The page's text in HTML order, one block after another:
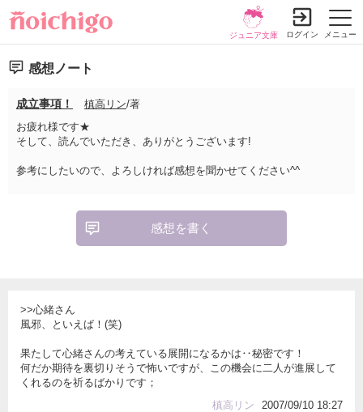
メニュー
ジュニア文庫 ログイン
感想ノート
成立事項！ 槙高リン/著
お疲れ様です★
そして、読んでいただき、ありがとうございます!
参考にしたいので、よろしければ感想を聞かせてください^^
感想を書く
>>心緒さん
風邪、といえば！(笑)
果たして心緒さんの考えている展開になるかは‥秘密です！
何だか期待を裏切りそうで怖いですが、この機会に二人が進展して
くれるのを祈るばかりです；
槙高リン
2007/09/10 18:27